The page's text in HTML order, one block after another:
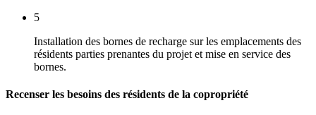
5
Installation des bornes de recharge sur les emplacements des
résidents parties prenantes du projet et mise en service des
bornes.
Recenser les besoins des résidents de la copropriété